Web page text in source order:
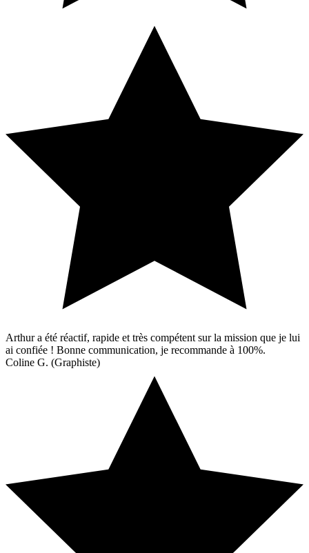
Arthur a été réactif, rapide et très compétent sur la mission que je lui
ai confiée ! Bonne communication, je recommande à 100%.
Coline G. (Graphiste)